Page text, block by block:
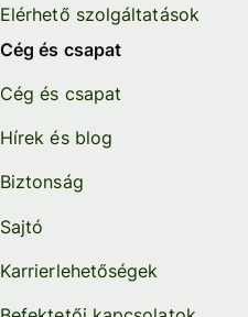
Elérhető szolgáltatások
Cég és csapat
Cég és csapat
Hírek és blog
Biztonság
Sajtó
Karrierlehetőségek